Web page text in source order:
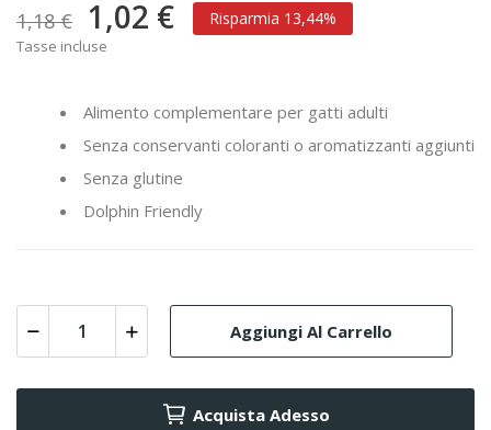
1,18 € 1,02 € Risparmia 13,44%
Tasse incluse
Alimento complementare per gatti adulti
Senza conservanti coloranti o aromatizzanti aggiunti
Senza glutine
Dolphin Friendly
Aggiungi Al Carrello
Acquista Adesso